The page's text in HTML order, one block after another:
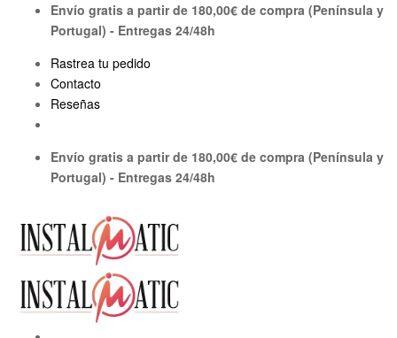
Envío gratis a partir de 180,00€ de compra (Península y
Portugal) - Entregas 24/48h
Rastrea tu pedido
Contacto
Reseñas
Envío gratis a partir de 180,00€ de compra (Península y
Portugal) - Entregas 24/48h